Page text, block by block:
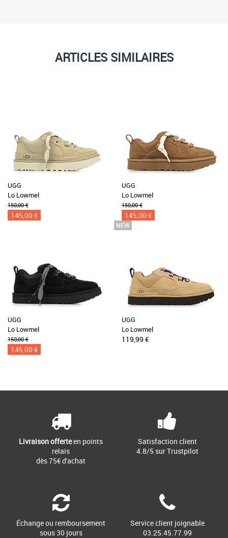
ARTICLES SIMILAIRES
UGG
Lo Lowmel
150,00 €
145,00 €
UGG
Lo Lowmel
150,00 €
145,00 €
UGG
Lo Lowmel
150,00 €
145,00 €
UGG
Lo Lowmel
119,99 €
Livraison offerteen points
relais
dès 75€ d'achat
Satisfaction client
4.8/5 sur Trustpilot
Échange ou remboursement
sous 30 jours
Service client joignable
03.25.45.77.99